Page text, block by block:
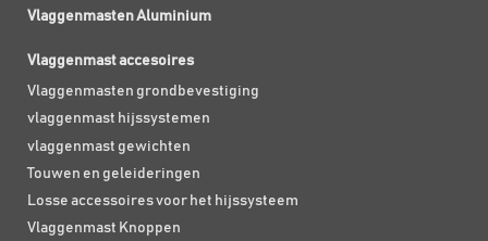
Vlaggenmasten Aluminium
Vlaggenmast accesoires
Vlaggenmasten grondbevestiging
vlaggenmast hijssystemen
vlaggenmast gewichten
Touwen en geleideringen
Losse accessoires voor het hijssysteem
Vlaggenmast Knoppen